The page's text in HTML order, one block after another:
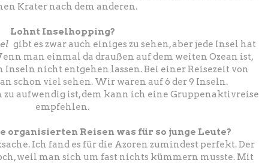
Krater nach dem anderen.
Lohnt Inselhopping?
gibt es zwar auch einiges zu sehen, aber jede Insel hat
man einmal da draußen auf dem weiten Ozean ist,
Inseln nicht entgehen lassen.Bei einer Reisezeit von
schon viel sehen. Wir waren auf 6 der 9 Inseln.
aufwendig ist, dem kann ich eine Gruppenaktivreise
empfehlen.
organisierten Reisen was für so junge Leute?
Ich fand es für die Azoren zumindest perfekt. Der
weil man sich um fast nichts kümmern musste. Mit